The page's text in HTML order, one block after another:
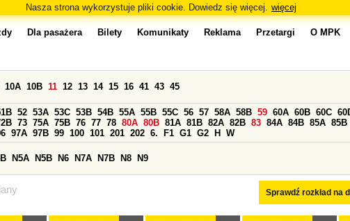
Nasza strona wykorzystuje pliki cookie. Dowiedz się więcej. więcej
Dla pasażera Bilety Komunikaty Reklama Przetargi O MPK
Sprawdź rozkład na
10A 10B 11 12 13 14 15 16 41 43 45
52 53A 53C 53B 54B 55A 55B 55C 56 57 58A 58B 59 60A 60B 60C
73 75A 75B 76 77 78 80A 80B 81A 81B 82A 82B 83 84A 84B 85A 85B
97A 97B 99 100 101 201 202 6. F1 G1 G2 H W
N5A N5B N6 N7A N7B N8 N9